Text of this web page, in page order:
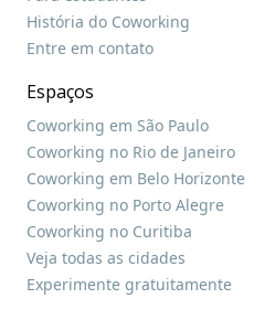
História do Coworking
Entre em contato
Espaços
Coworking em São Paulo
Coworking no Rio de Janeiro
Coworking em Belo Horizonte
Coworking no Porto Alegre
Coworking no Curitiba
Veja todas as cidades
Experimente gratuitamente